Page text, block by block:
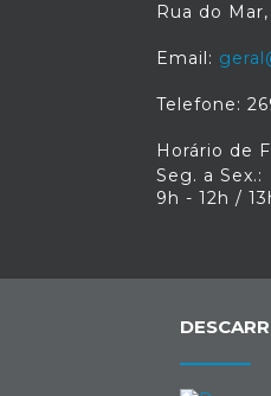
Rua do
Email:
Telefone:
Horário de
Seg. a Sex.:
9h - 12h /